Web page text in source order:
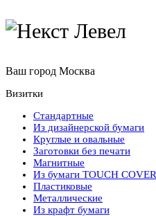
Ваш город Москва
Визитки
Стандартные
Из дизайнерской бумаги
Круглые и овальные
Заготовки без печати
Магнитные
Из бумаги TOUCH COVER
Пластиковые
Металлические
Из крафт бумаги